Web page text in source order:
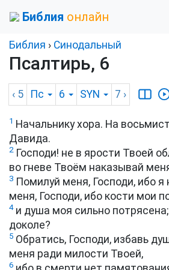
Библия онлайн
Библия › Синодальный
Псалтирь, 6
‹ 5 Пс 6 SYN 7 ›
1 Начальнику хора. На
Давида.
2Господи! не в ярости Твоей
во гневе Твоём наказывай
3 Помилуй меня, Господи, ибо
меня, Господи, ибо кости мои
4и душа моя сильно
доколе?
5 Обратись, Господи, избавь
меня ради милости Твоей,
6